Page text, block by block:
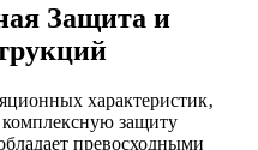
Защита и
характеристик‚
защиту
превосходными